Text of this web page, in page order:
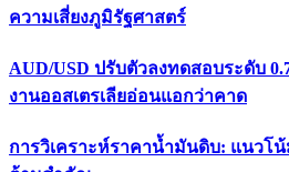
ความเสี่ยงภูมิรัฐศาสตร์
AUD/USD ปรับตัวลงทดสอบระดับ
งานออสเตรเลียอ่อนแอกว่าคาด
การวิเคราะห์ราคาน้ำมันดิบ: แนวโ